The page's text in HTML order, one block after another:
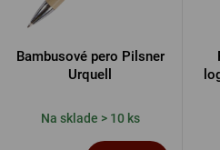
Bambusové pero Pilsner
Urquell
Na sklade > 10 ks